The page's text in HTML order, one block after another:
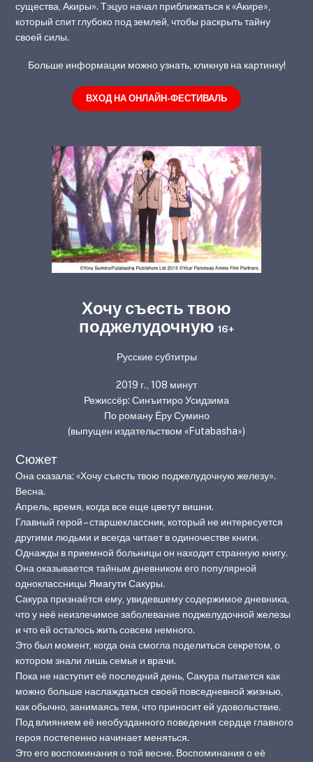
существа, Акиры». Тэцуо начал приближаться к «Акире»,
который спит глубоко под землей, чтобы раскрыть тайну
своей силы.
Больше информации можно узнать, кликнув на картинку!
ВХОД НА ОНЛАЙН-ФЕСТИВАЛЬ
Хочу съесть твою
поджелудочную 16+
Русские субтитры
2019 г., 108 минут
Режиссёр: Синъитиро Усидзима
По роману Ёру Сумино
(выпущен издательством «Futabasha‎»)
Сюжет
Она сказала: «Хочу съесть твою поджелудочную железу».
Весна.
Апрель, время, когда все еще цветут вишни.
Главный герой – старшеклассник, который не интересуется
другими людьми и всегда читает в одиночестве книги.
Однажды в приемной больницы он находит странную книгу.
Она оказывается тайным дневником его популярной
одноклассницы Ямагути Сакуры.
Сакура признаётся ему, увидевшему содержимое дневника,
что у неё неизлечимое заболевание поджелудочной железы
и что ей осталось жить совсем немного.
Это был момент, когда она смогла поделиться секретом, о
котором знали лишь семья и врачи.
Пока не наступит её последний день, Сакура пытается как
можно больше наслаждаться своей повседневной жизнью,
как обычно, занимаясь тем, что приносит ей удовольствие.
Под влиянием её необузданного поведения сердце главного
героя постепенно начинает меняться.
Это его воспоминания о той весне. Воспоминания о её